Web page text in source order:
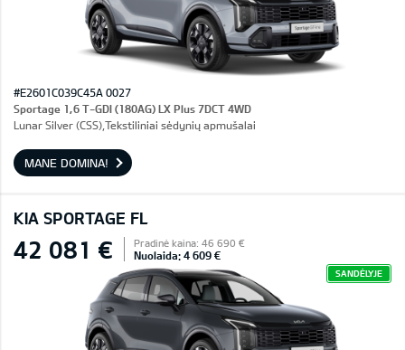
#E2601C039C45A 0027
Sportage 1,6 T-GDI (180AG) LX Plus 7DCT 4WD
Lunar Silver (CSS),Tekstiliniai sėdynių apmušalai
MANE DOMINA!
KIA SPORTAGE FL
42 081 € Pradinė kaina: 46 690 €
Nuolaida: 4 609 €
SANDĖLYJE